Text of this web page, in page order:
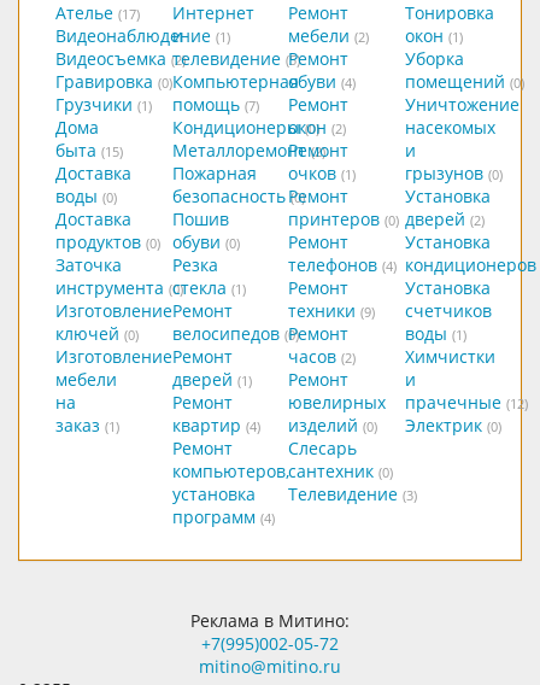
Ателье (17)
Видеонаблюдение (1)
Видеосъемка (2)
Гравировка (0)
Грузчики (1)
Дома
быта (15)
Доставка
воды (0)
Доставка
продуктов (0)
Заточка
инструмента (0)
Изготовление
ключей (0)
Изготовление
мебели
на
заказ (1)
Интернет
и
телевидение (5)
Компьютерная
помощь (7)
Кондиционеры (0)
Металлоремонт (2)
Пожарная
безопасность (0)
Пошив
обуви (0)
Резка
стекла (1)
Ремонт
велосипедов (0)
Ремонт
дверей (1)
Ремонт
квартир (4)
Ремонт
компьютеров,
установка
программ (4)
Ремонт
мебели (2)
Ремонт
обуви (4)
Ремонт
окон (2)
Ремонт
очков (1)
Ремонт
принтеров (0)
Ремонт
телефонов (4)
Ремонт
техники (9)
Ремонт
часов (2)
Ремонт
ювелирных
изделий (0)
Слесарь
сантехник (0)
Телевидение (3)
Тонировка
окон (1)
Уборка
помещений (0)
Уничтожение
насекомых
и
грызунов (0)
Установка
дверей (2)
Установка
кондиционеров
Установка
счетчиков
воды (1)
Химчистки
и
прачечные (12)
Электрик (0)
Реклама в Митино:
+7(995)002-05-72
mitino@mitino.ru